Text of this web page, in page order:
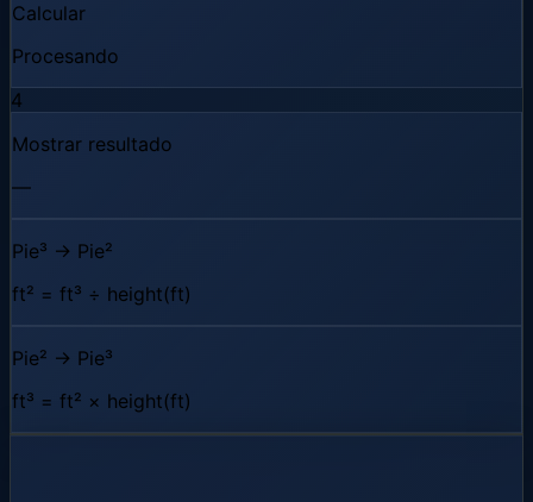
Calcular
Procesando
4
Mostrar resultado
—
Pie³ → Pie²
ft² = ft³ ÷ height(ft)
Pie² → Pie³
ft³ = ft² × height(ft)